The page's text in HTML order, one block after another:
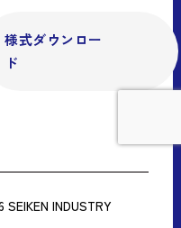
様式ダウンロー
ド
SEIKEN INDUSTRY